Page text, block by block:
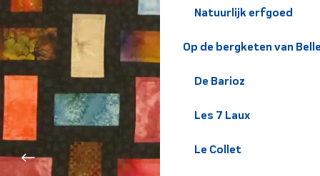
Natuurlijk erfgoed
Op de bergketen van
De Barioz
Les 7 Laux
Le Collet